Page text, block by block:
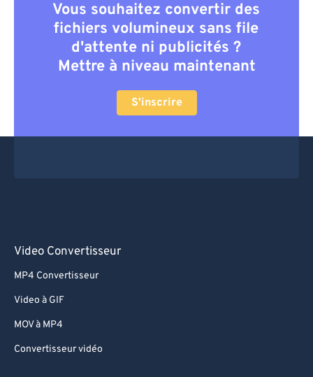
Vous souhaitez convertir des
fichiers volumineux sans file
d'attente ni publicités ?
Mettre à niveau maintenant
S'inscrire
Video Convertisseur
MP4 Convertisseur
Video à GIF
MOV à MP4
Convertisseur vidéo